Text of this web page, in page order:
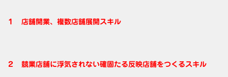
１ 店舗開業、複数店舗展開スキル
２ 競業店舗に浮気されない確固たる反映店舗をつくるスキル